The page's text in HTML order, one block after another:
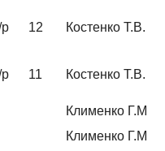
12 Костенко Т.В.
11 Костенко Т.В.
Клименко Г.М
Клименко Г.М